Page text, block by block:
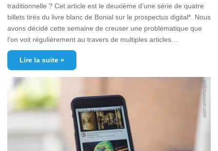
traditionnelle ? Cet article est le deuxième d’une série de quatre
billets tirés du livre blanc de Bonial sur le prospectus digital*. Nous
avons décidé cette semaine de creuser une problématique que
l’on voit régulièrement au travers de multiples articles…
Lire la suite »